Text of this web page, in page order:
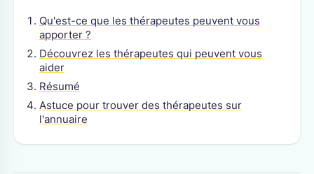
Qu'est-ce que les thérapeutes peuvent vous
apporter ?
Découvrez les thérapeutes qui peuvent vous
aider
Résumé
Astuce pour trouver des thérapeutes sur
l'annuaire